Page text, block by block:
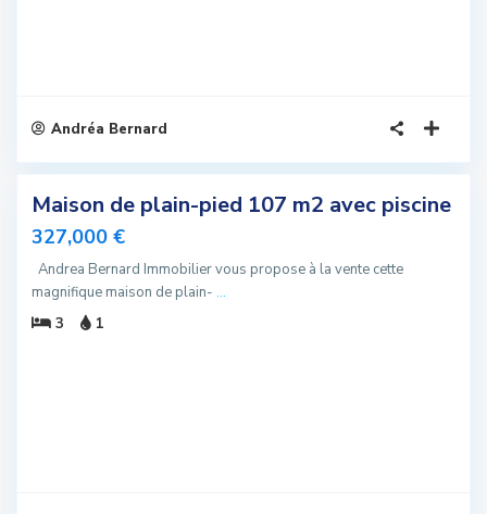
Andréa Bernard
Maison de plain-pied 107 m2 avec piscine
327,000 €
Andrea Bernard Immobilier vous propose à la vente cette
magnifique maison de plain- ...
3
1